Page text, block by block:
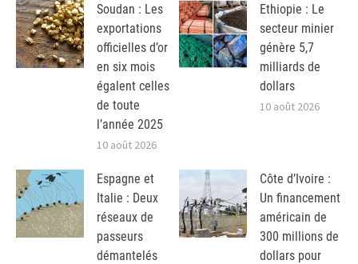
Soudan : Les
exportations
officielles d’or
en six mois
égalent celles
de toute
l’année 2025
10 août 2026
Ethiopie : Le
secteur minier
génère 5,7
milliards de
dollars
10 août 2026
Espagne et
Italie : Deux
réseaux de
passeurs
démantelés
Côte d’Ivoire :
Un financement
américain de
300 millions de
dollars pour